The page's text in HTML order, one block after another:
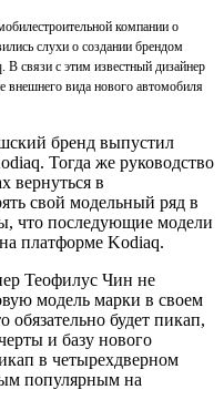
компании о
слухи о создании брендом
В связи с этим известный дизайнер
внешнего вида нового автомобиля
бренд выпустил
Тогда же руководство
вернуться в
свой модельный ряд в
что последующие модели
платформе Kodiaq.
Теофилус Чин не
модель марки в своем
будет пикап,
и базу нового
в четырехдверном
популярным на